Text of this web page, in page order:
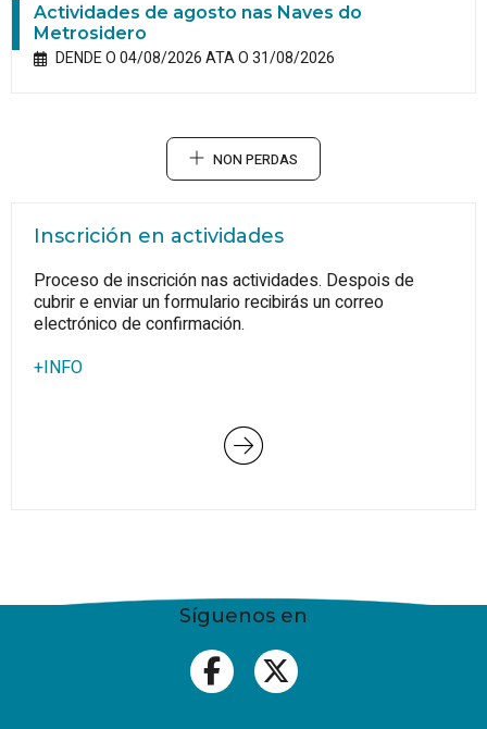
Actividades de agosto nas Naves do
Metrosidero
DENDE O 04/08/2026 ATA O 31/08/2026
NON PERDAS
Inscrición en actividades
Proceso de inscrición nas actividades. Despois de
cubrir e enviar un formulario recibirás un correo
electrónico de confirmación.
+INFO
Síguenos en